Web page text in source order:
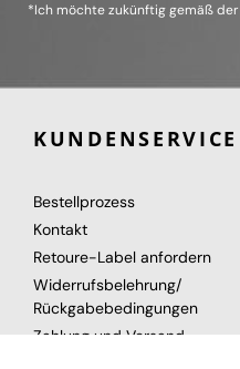
*Ich möchte zukünftig gemäß der
KUNDENSERVICE
Bestellprozess
Kontakt
Retoure-Label anfordern
Widerrufsbelehrung/
Rückgabebedingungen
Zahlung und Versand